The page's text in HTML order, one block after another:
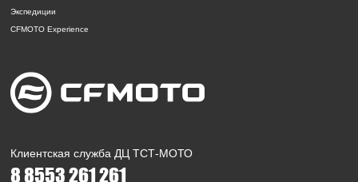
Клиентская служба ДЦ ТСТ-МОТО
8 8553 261 261
Экспедиции
CFMOTO Experience